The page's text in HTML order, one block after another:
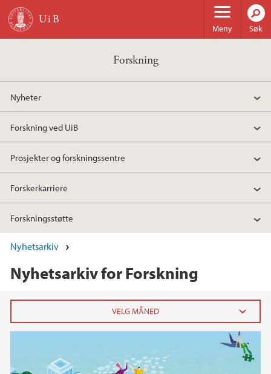
Hopp til hovedinnhold
Meny Søk
Forskning
Nyheter
Forskning ved UiB
Prosjekter og forskningssentre
Forskerkarriere
Forskningsstøtte
Nyhetsarkiv
Nyhetsarkiv for Forskning
februar (2)